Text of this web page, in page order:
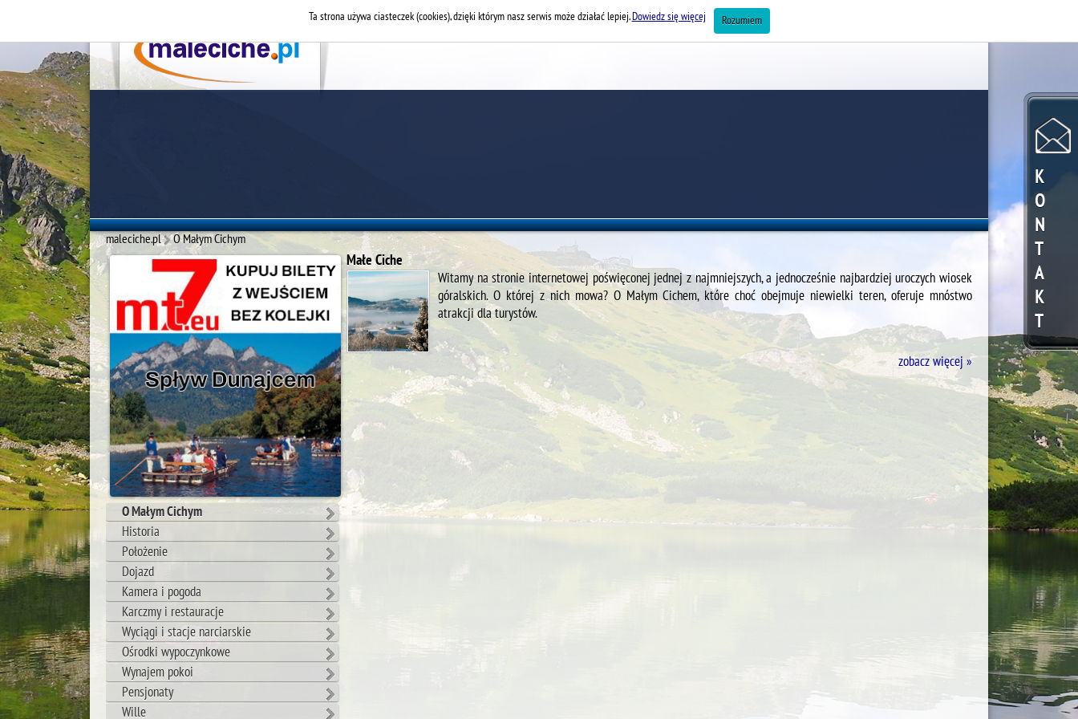
K
O
N
T
A
K
T
maleciche.pl O Małym Cichym
O Małym Cichym
Historia
Położenie
Dojazd
Kamera i pogoda
Karczmy i restauracje
Wyciągi i stacje narciarskie
Ośrodki wypoczynkowe
Wynajem pokoi
Pensjonaty
Wille
Małe Ciche
Witamy na stronie internetowej poświęconej jednej z najmniejszych, a jednocześnie najbardziej uroczych wiosek
góralskich. O której z nich mowa? O Małym Cichem, które choć obejmuje niewielki teren, oferuje mnóstwo
atrakcji dla turystów.
zobacz więcej »
Ta strona używa ciasteczek (cookies), dzięki którym nasz serwis może działać lepiej.Dowiedz się więcej Rozumiem